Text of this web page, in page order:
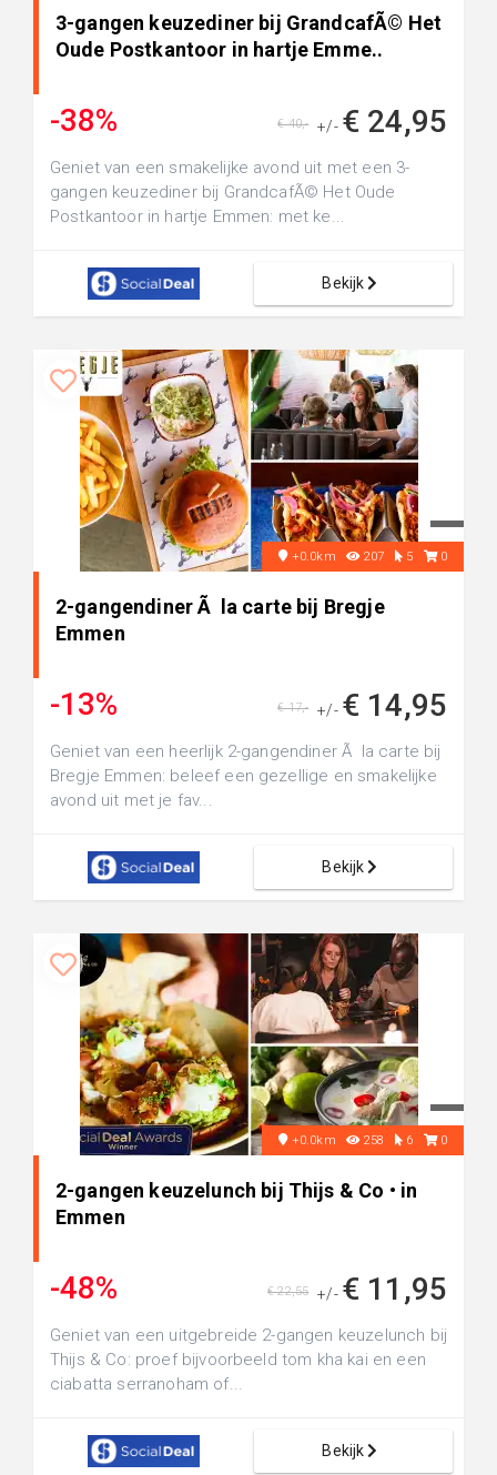
3-gangen keuzediner bij GrandcafÃ© Het
Oude Postkantoor in hartje Emme..
-38% +/- € 24,95
€ 40,-
Geniet van een smakelijke avond uit met een 3-
gangen keuzediner bij GrandcafÃ© Het Oude
Postkantoor in hartje Emmen: met ke...
Bekijk
+0.0km 207 5 0
2-gangendiner Ã la carte bij Bregje
Emmen
-13% +/- € 14,95
€ 17,-
Geniet van een heerlijk 2-gangendiner Ã la carte bij
Bregje Emmen: beleef een gezellige en smakelijke
avond uit met je fav...
Bekijk
+0.0km 258 6 0
2-gangen keuzelunch bij Thijs & Co • in
Emmen
-48% +/- € 11,95
€ 22,55
Geniet van een uitgebreide 2-gangen keuzelunch bij
Thijs & Co: proef bijvoorbeeld tom kha kai en een
ciabatta serranoham of...
Bekijk